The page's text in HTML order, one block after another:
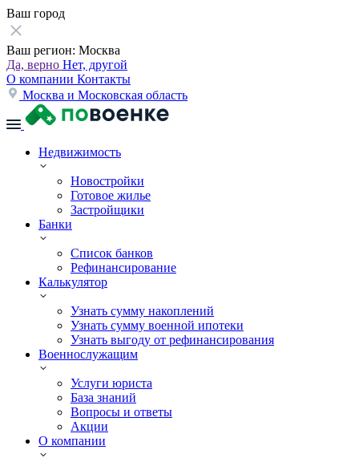
Ваш город
Ваш регион: Москва
Да, верно Нет, другой
О компании Контакты
Москва и Московская область
Недвижимость
Новостройки
Готовое жилье
Застройщики
Банки
Список банков
Рефинансирование
Калькулятор
Узнать сумму накоплений
Узнать сумму военной ипотеки
Узнать выгоду от рефинансирования
Военнослужащим
Услуги юриста
База знаний
Вопросы и ответы
Акции
О компании